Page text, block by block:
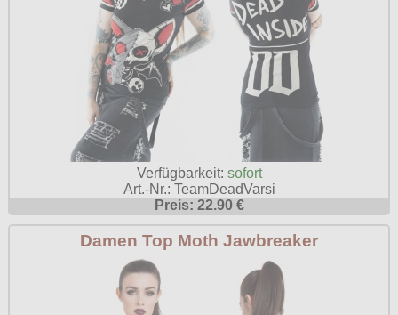
Verfügbarkeit: sofort
Art.-Nr.: TeamDeadVarsi
Preis: 22.90 €
Damen Top Moth Jawbreaker